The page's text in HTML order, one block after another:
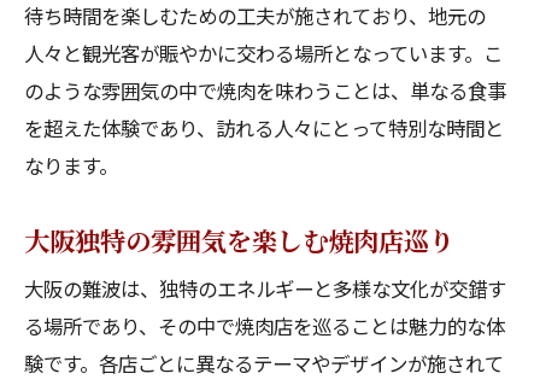
待ち時間を楽しむための工夫が施されており、地元の
人々と観光客が賑やかに交わる場所となっています。こ
のような雰囲気の中で焼肉を味わうことは、単なる食事
を超えた体験であり、訪れる人々にとって特別な時間と
なります。
大阪独特の雰囲気を楽しむ焼肉店巡り
大阪の難波は、独特のエネルギーと多様な文化が交錯す
る場所であり、その中で焼肉店を巡ることは魅力的な体
験です。各店ごとに異なるテーマやデザインが施されて